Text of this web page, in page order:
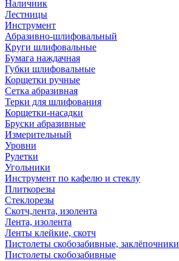
Наличник
Лестницы
Инструмент
Абразивно-шлифовальный
Круги шлифовальные
Бумага наждачная
Губки шлифовальные
Корщетки ручные
Сетка абразивная
Терки для шлифования
Корщетки-насадки
Бруски абразивные
Измерительный
Уровни
Рулетки
Угольники
Инструмент по кафелю и стеклу
Плиткорезы
Стеклорезы
Скотч,лента, изолента
Лента, изолента
Ленты клейкие, скотч
Пистолеты скобозабивные, заклёпочники
Пистолеты скобозабивные